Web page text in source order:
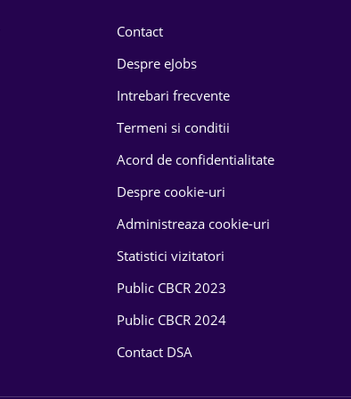
Contact
Despre eJobs
Intrebari frecvente
Termeni si conditii
Acord de confidentialitate
Despre cookie-uri
Administreaza cookie-uri
Statistici vizitatori
Public CBCR 2023
Public CBCR 2024
Contact DSA